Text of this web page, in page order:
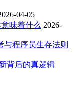
04-05
味着什么 2026-
与程序员生存法则
背后的真逻辑